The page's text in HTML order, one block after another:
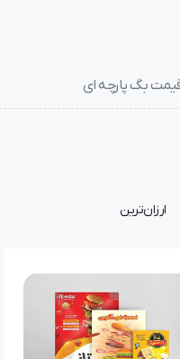
بگ پارچه ای
ارزان‌ترین